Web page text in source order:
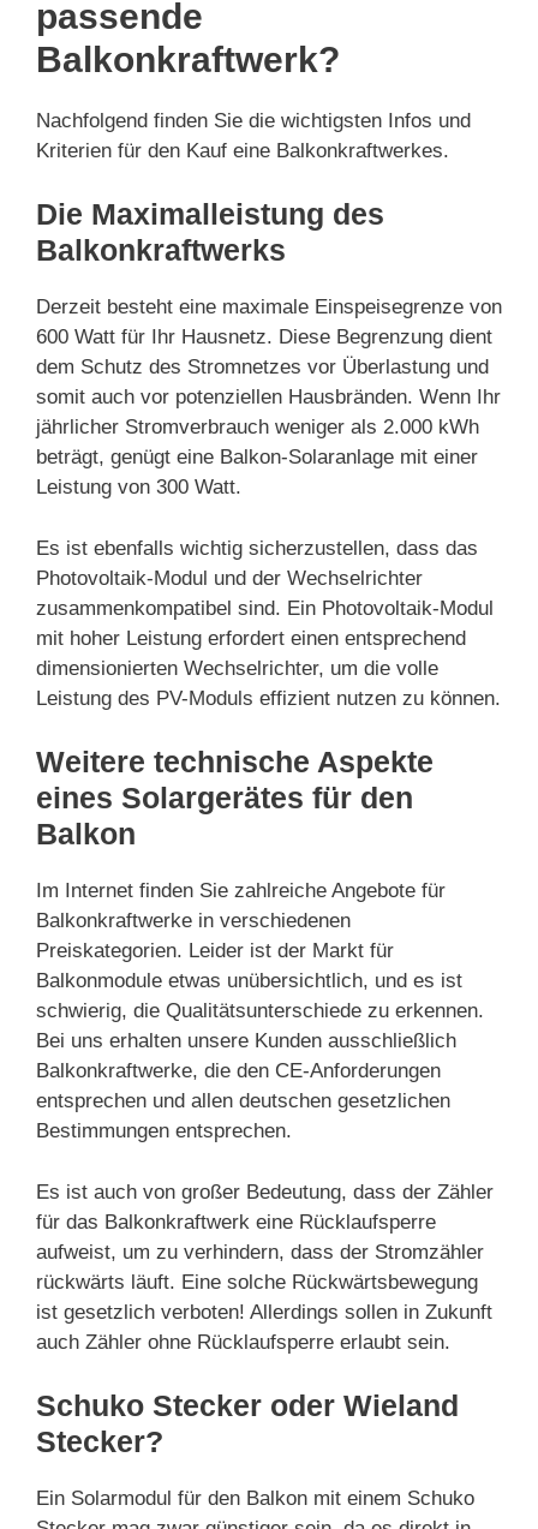
passende
Balkonkraftwerk?
Nachfolgend finden Sie die wichtigsten Infos und
Kriterien für den Kauf eine Balkonkraftwerkes.
Die Maximalleistung des
Balkonkraftwerks
Derzeit besteht eine maximale Einspeisegrenze von
600 Watt für Ihr Hausnetz. Diese Begrenzung dient
dem Schutz des Stromnetzes vor Überlastung und
somit auch vor potenziellen Hausbränden. Wenn Ihr
jährlicher Stromverbrauch weniger als 2.000 kWh
beträgt, genügt eine Balkon-Solaranlage mit einer
Leistung von 300 Watt.
Es ist ebenfalls wichtig sicherzustellen, dass das
Photovoltaik-Modul und der Wechselrichter
zusammenkompatibel sind. Ein Photovoltaik-Modul
mit hoher Leistung erfordert einen entsprechend
dimensionierten Wechselrichter, um die volle
Leistung des PV-Moduls effizient nutzen zu können.
Weitere technische Aspekte
eines Solargerätes für den
Balkon
Im Internet finden Sie zahlreiche Angebote für
Balkonkraftwerke in verschiedenen
Preiskategorien. Leider ist der Markt für
Balkonmodule etwas unübersichtlich, und es ist
schwierig, die Qualitätsunterschiede zu erkennen.
Bei uns erhalten unsere Kunden ausschließlich
Balkonkraftwerke, die den CE-Anforderungen
entsprechen und allen deutschen gesetzlichen
Bestimmungen entsprechen.
Es ist auch von großer Bedeutung, dass der Zähler
für das Balkonkraftwerk eine Rücklaufsperre
aufweist, um zu verhindern, dass der Stromzähler
rückwärts läuft. Eine solche Rückwärtsbewegung
ist gesetzlich verboten! Allerdings sollen in Zukunft
auch Zähler ohne Rücklaufsperre erlaubt sein.
Schuko Stecker oder Wieland
Stecker?
Ein Solarmodul für den Balkon mit einem Schuko